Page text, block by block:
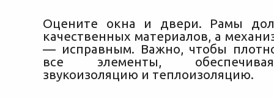
Оцените окна и двери. Рамы
качественных материалов, а
— исправным. Важно, чтобы
все элементы,
звукоизоляцию и теплоизоляцию.